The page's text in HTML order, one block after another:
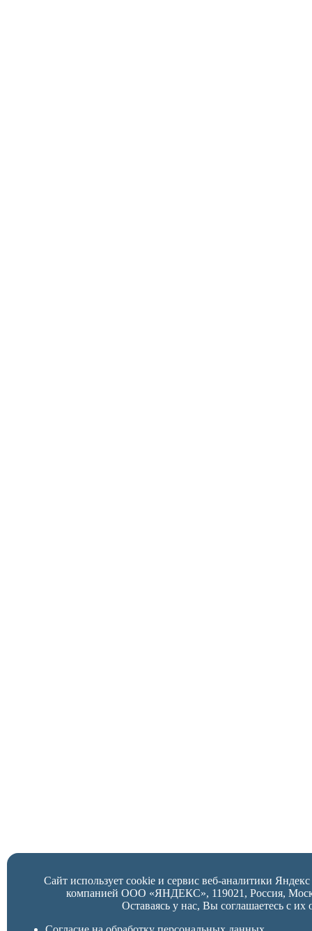
Сайт использует cookie и сервис веб-аналитики
компанией ООО «ЯНДЕКС», 119021, Россия,
Оставаясь у нас, Вы соглашаетесь с их